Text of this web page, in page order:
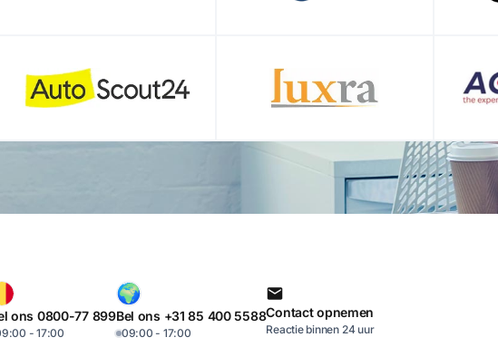
ons 0800-77 899
- 17:00
Bel ons +31 85 400 5588
09:00 - 17:00
Contact opnemen
Reactie binnen 24 uur